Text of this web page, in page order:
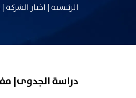
الرئيسية | اخبار الشركة |
دراسة الجدوى|